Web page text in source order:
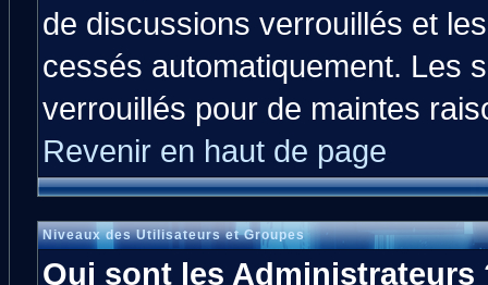
de discussions verrouillés et
cessés automatiquement. Les
verrouillés pour de maintes
Revenir en haut de page
Niveaux des Utilisateurs et Groupes
Qui sont les Administrateurs